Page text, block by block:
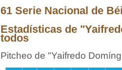
61 Serie Nacional de
Estadísticas de
todos
Pitcheo de "Yaifredo